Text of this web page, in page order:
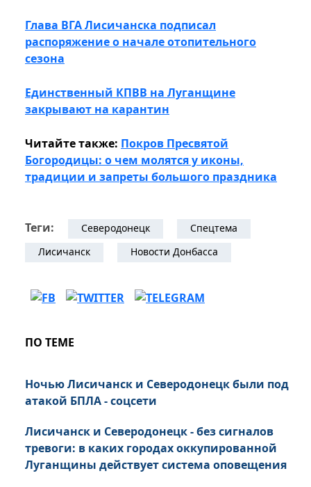
Глава ВГА Лисичанска подписал
распоряжение о начале отопительного
сезона
Единственный КПВВ на Луганщине
закрывают на карантин
Читайте также: Покров Пресвятой
Богородицы: о чем молятся у иконы,
традиции и запреты большого праздника
Теги: Северодонецк
Спецтема
Лисичанск
Новости Донбасса
ПО ТЕМЕ
Ночью Лисичанск и Северодонецк были под
атакой БПЛА - соцсети
Лисичанск и Северодонецк - без сигналов
тревоги: в каких городах оккупированной
Луганщины действует система оповещения